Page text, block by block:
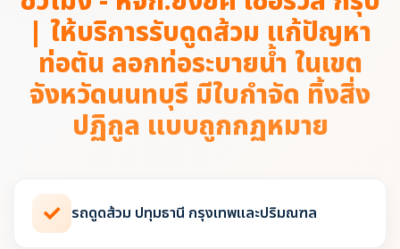
| ให้บริการรับดูดส้วม แก้ปัญหา
ท่อตัน ลอกท่อระบายน้ำ ในเขต
จังหวัดนนทบุรี มีใบกำจัด ทิ้งสิ่ง
ปฏิกูล แบบถูกกฏหมาย
รถดูดส้วม ปทุมธานี กรุงเทพและปริมณฑล